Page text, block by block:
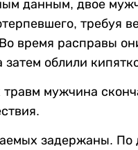
данным, двое
требуя
время расправы
затем облили
мужчина
задержаны. По